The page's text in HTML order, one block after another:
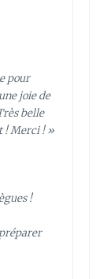
pour
joie de
belle
! Merci ! »
!